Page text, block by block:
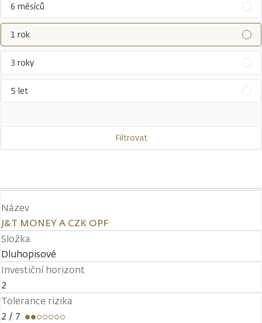
6 měsíců
1 rok
3 roky
5 let
Filtrovat
Název
J&T MONEY A CZK OPF
Složka
Dluhopisové
Investiční horizont
2
Tolerance rizika
2 / 7